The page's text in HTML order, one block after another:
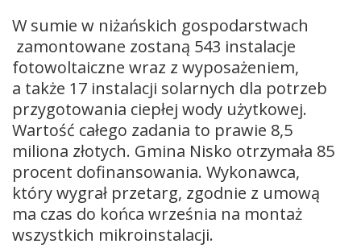
W sumie w niżańskich gospodarstwach
zamontowane zostaną 543 instalacje
fotowoltaiczne wraz z wyposażeniem,
a także 17 instalacji solarnych dla potrzeb
przygotowania ciepłej wody użytkowej.
Wartość całego zadania to prawie 8,5
miliona złotych. Gmina Nisko otrzymała 85
procent dofinansowania. Wykonawca,
który wygrał przetarg, zgodnie z umową
ma czas do końca września na montaż
wszystkich mikroinstalacji.